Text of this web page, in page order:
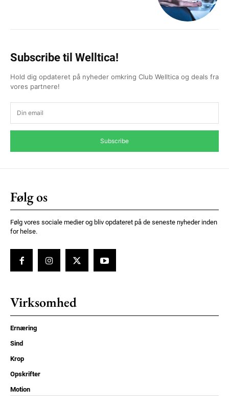
Subscribe til Welltica!
Hold dig opdateret på nyheder omkring Club Welltica og deals fra
vores partnere!
Subscribe
Følg os
Følg vores sociale medier og bliv opdateret på de seneste nyheder inden
for helse.
Virksomhed
Ernæring
Sind
Krop
Opskrifter
Motion